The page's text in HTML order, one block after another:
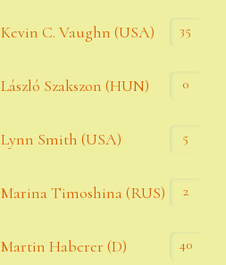
Kevin C. Vaughn (USA) 35
László Szakszon (HUN) 0
Lynn Smith (USA) 5
Marina Timoshina (RUS) 2
Martin Haberer (D) 40